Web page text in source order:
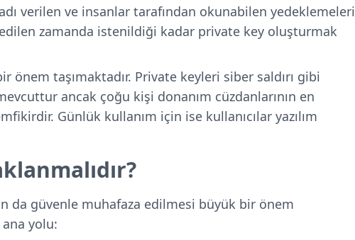
verilen ve insanlar tarafından okunabilen yedeklemeleri
zamanda istenildiği kadar private key oluşturmak
taşımaktadır. Private keyleri siber saldırı gibi
ancak çoğu kişi donanım cüzdanlarının en
Günlük kullanım için ise kullanıcılar yazılım
da güvenle muhafaza edilmesi büyük bir önem
yolu: